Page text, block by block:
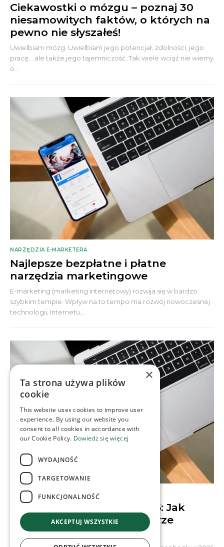
Ciekawostki o mózgu – poznaj 30
niesamowitych faktów, o których na
pewno nie słyszałeś!
Uwielbiam mózg. Uwielbiam jego potencjał, zdolności, jego
pracę... ale także jego tajemniczość. Tak wiele wciąż nie wiemy
o...
NARZĘDZIA E-MARKETERA
Najlepsze bezpłatne i płatne
narzędzia marketingowe
E-marketing (marketing internetowy) rozwija się w bardzo
szybkim tempie. Wpływ na to tempo ma rozwój nowoczesnej
technologii, Internetu,...
CONTENT & SOCIAL MEDIA
Algorytmy Facebooka 2026: Jak
budować społeczności w erze
Quality Reset
×
Ta strona używa plików
cookie
This website uses cookies to improve user
experience. By using our website you
consent to all cookies in accordance with
our Cookie Policy. Dowiedz się więcej
WYDAJNOŚĆ
TARGETOWANIE
FUNKCJONALNOŚĆ
AKCEPTUJ WSZYSTKIE